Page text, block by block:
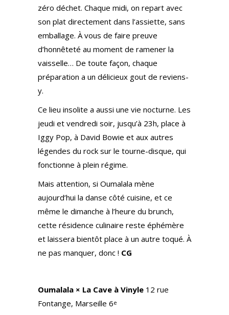
zéro déchet. Chaque midi, on repart avec
son plat directement dans l’assiette, sans
emballage. À vous de faire preuve
d’honnêteté au moment de ramener la
vaisselle… De toute façon, chaque
préparation a un délicieux gout de reviens-
y.
Ce lieu insolite a aussi une vie nocturne. Les
jeudi et vendredi soir, jusqu’à 23h, place à
Iggy Pop, à David Bowie et aux autres
légendes du rock sur le tourne-disque, qui
fonctionne à plein régime.
Mais attention, si Oumalala mène
aujourd’hui la danse côté cuisine, et ce
même le dimanche à l’heure du brunch,
cette résidence culinaire reste éphémère
et laissera bientôt place à un autre toqué. À
ne pas manquer, donc ! CG
Oumalala × La Cave à Vinyle 12 rue
Fontange, Marseille 6e